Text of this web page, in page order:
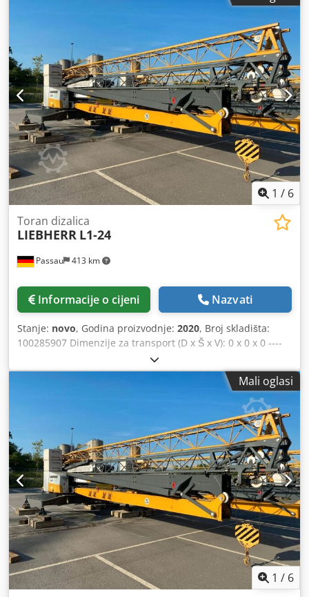
uključujući vretena i potporne ploče 2 x 12,5 m visine
tornja Uključuje središnji uteg Lokacija: Nürnberg
1 / 6
Passau 413 km
Toran dizalica
LIEBHERR L1-24
Informacije o cijeni Nazvati
Stanje: novo, Godina proizvodnje: 2020, Broj skladišta:
100285907 Dimenzije za transport (D x Š x V): 0 x 0 x 0 ----
Oprema: Osnovna oprema: 1b) Osnovna izvedba s
dosegom od 27,0 m 2c) Daljinsko upravljanje putem radija
2d) Mala upravljačka ploča 3a) Kompletno s piramidama 7)
Strujni priključak za neprekidno okretanje Dsdpfx Agszkz
Rvsdekr 8) Način pozicioniranja MICROMOVE 9) Željezni
uteg s 4 x betonski uteg od 910 kg Lokacija: Regensburg
Mali oglasi
1 / 6